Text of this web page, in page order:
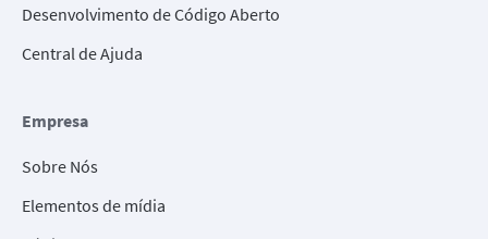
Desenvolvimento de Código Aberto
Central de Ajuda
Empresa
Sobre Nós
Elementos de mídia